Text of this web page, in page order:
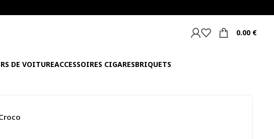
0.00 €
DE VOITUREACCESSOIRES CIGARESBRIQUETS